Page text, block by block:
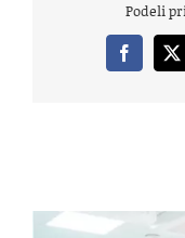
Podeli
Facebook
X